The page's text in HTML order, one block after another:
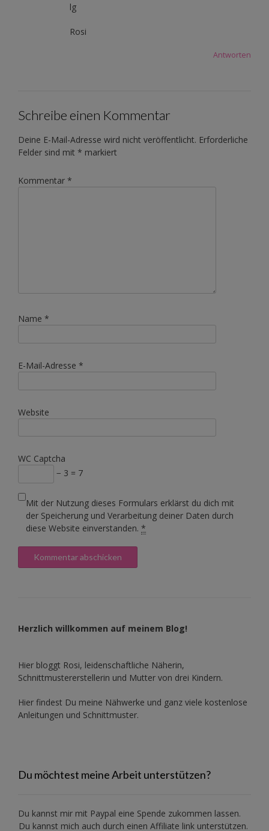
lg
Rosi
Antworten
Schreibe einen Kommentar
Deine E-Mail-Adresse wird nicht veröffentlicht. Erforderliche
Felder sind mit * markiert
Kommentar *
Name *
E-Mail-Adresse *
Website
WC Captcha
− 3 = 7
Mit der Nutzung dieses Formulars erklärst du dich mit
der Speicherung und Verarbeitung deiner Daten durch
diese Website einverstanden. *
Herzlich willkommen auf meinem Blog!
Hier bloggt Rosi, leidenschaftliche Näherin,
Schnittmustererstellerin und Mutter von drei Kindern.
Hier findest Du meine Nähwerke und ganz viele kostenlose
Anleitungen und Schnittmuster.
Du möchtest meine Arbeit unterstützen?
Du kannst mir mit Paypal eine Spende zukommen lassen.
Du kannst mich auch durch einen Affiliate link unterstützen.